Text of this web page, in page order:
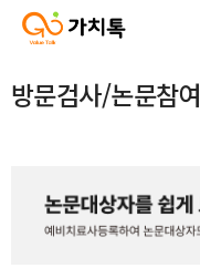
방문검사/논문참여